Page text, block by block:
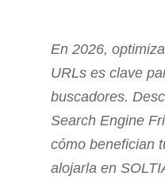
En 2026,
URLs es clave
buscadores.
Search Engine
cómo benefician
alojarla en